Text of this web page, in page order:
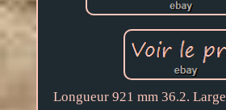
Longueur 921 mm 36.2.